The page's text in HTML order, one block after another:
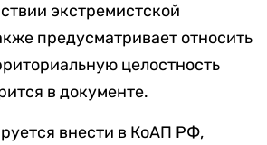
экстремистской
предусматривает относить
целостность
в документе.
внести в КоАП РФ,